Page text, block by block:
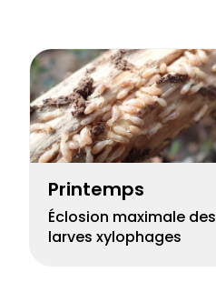
Printemps
Éclosion maximale des
larves xylophages